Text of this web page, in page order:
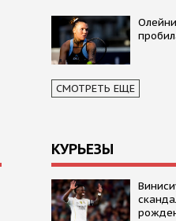
СМОТРЕТЬ ЕЩЕ
КУРЬЕЗЫ